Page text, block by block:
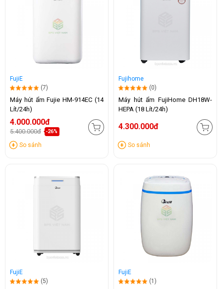
FujiE
(7)
Máy hút ẩm Fujie HM-914EC (14
Lít/24h)
4.000.000đ
5.400.000đ -26%
So sánh
Fujihome
(0)
Máy hút ẩm FujiHome DH18W-
HEPA (18 Lít/24h)
4.300.000đ
So sánh
FujiE
(5)
FujiE
(1)